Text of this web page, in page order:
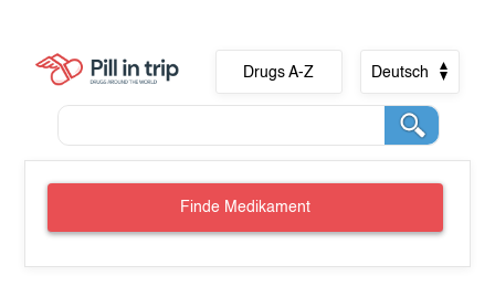
Drugs A-Z Deutsch
Finde Medikament